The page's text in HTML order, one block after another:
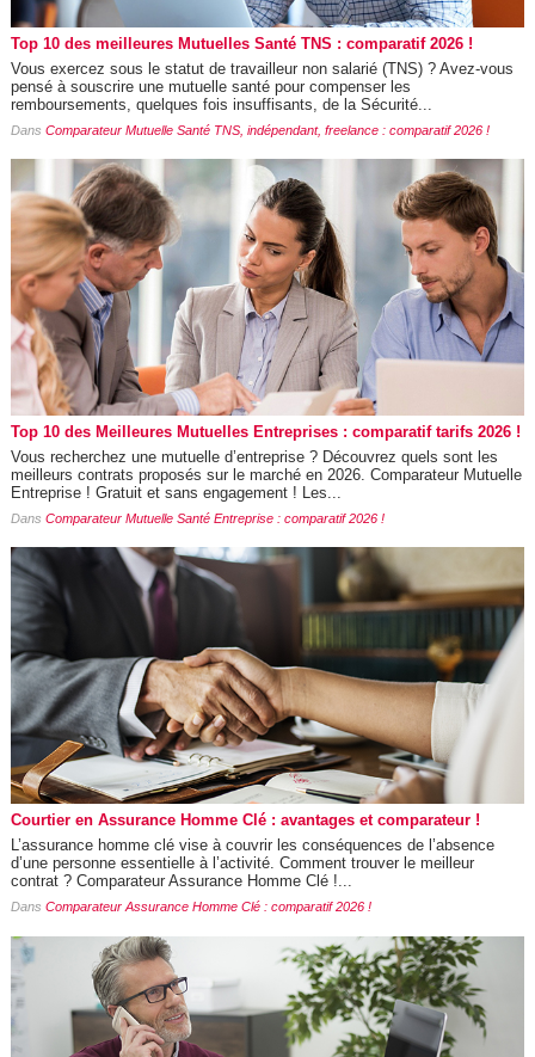
Top 10 des meilleures Mutuelles Santé TNS : comparatif 2026 !
Vous exercez sous le statut de travailleur non salarié (TNS) ? Avez-vous
pensé à souscrire une mutuelle santé pour compenser les
remboursements, quelques fois insuffisants, de la Sécurité...
Dans Comparateur Mutuelle Santé TNS, indépendant, freelance : comparatif 2026 !
Top 10 des Meilleures Mutuelles Entreprises : comparatif tarifs 2026 !
Vous recherchez une mutuelle d’entreprise ? Découvrez quels sont les
meilleurs contrats proposés sur le marché en 2026. Comparateur Mutuelle
Entreprise ! Gratuit et sans engagement ! Les...
Dans Comparateur Mutuelle Santé Entreprise : comparatif 2026 !
Courtier en Assurance Homme Clé : avantages et comparateur !
L’assurance homme clé vise à couvrir les conséquences de l’absence
d’une personne essentielle à l’activité. Comment trouver le meilleur
contrat ? Comparateur Assurance Homme Clé !...
Dans Comparateur Assurance Homme Clé : comparatif 2026 !